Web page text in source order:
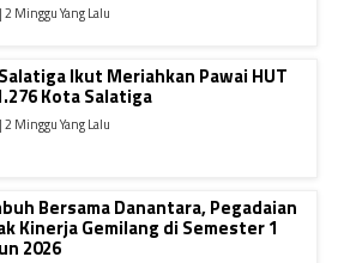
2 Minggu Yang Lalu
Ikut Meriahkan Pawai HUT
Kota Salatiga
2 Minggu Yang Lalu
Bersama Danantara, Pegadaian
Kinerja Gemilang di Semester 1
2026